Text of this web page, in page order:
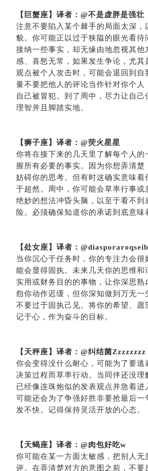
【巨蟹座】译者： @不是虚胖是强壮
注意不要陷入某个棘手的局面太深，
貌。你可能正以过于狭隘的眼光看待
接纳一些事实，却无缘由地忽视其他
感、喜怒无常，如果发生争论，尤其
观点被个人攻击时，可能会退回到自
量不要把他人的评论当作针对你个人
自己被冒犯。到了周中，尽力让自己
理智并且脚踏实地。
【狮子座】译者： @荧火星星
你将在接下来的几天里了解每个人的
握所有必要的事实。因为你想弄清楚
妨碍你的思考。但有时这确实意味着
于超然。周中，你可能会草率行事或
绝妙的想法冲昏头脑，以至于看不到
险。必须确保知道你的承诺到底意味
【处女座】译者： @diasporaroqseib
当你沉心于任务时，你的专注力会很
能会显得固执。未来几天你的思维和
实用或财务目的的事物，让你深思熟
怨你动作迟缓，但你深知做到万无一
不要过于固执己见。将你的希望、愿
记于心，作为奋斗的目标。
【天秤座】译者： @纠结菌Zzzzzzzz
你会变得没什么耐心，可能为了要逃
决策过程而草率行动。当同伴还没理
已经像连珠炮似的发表观点并急着进
可能还会为了争强好胜非要抢最后一
发不快。记得保持灵活开放的心态。
【天蝎座】译者： @肉包好吃w
你可能在某一方面太敏感，把别人无
评。在弄清楚对方的意图之前，不要